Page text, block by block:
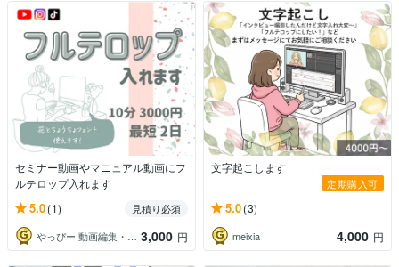
セミナー動画やマニュアル動画にフ
ルテロップ入れます
5.0(1)
見積り必須
やっぴー 動画編集・デザイン 3,000 円
文字起こします
定期購入可
5.0(3)
meixia 4,000 円